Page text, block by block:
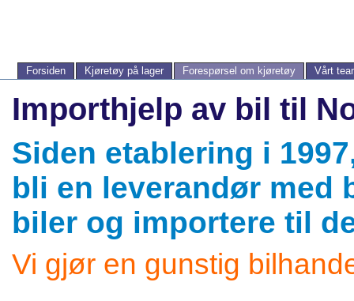
Forsiden Kjøretøy på lager Forespørsel om kjøretøy Vårt
Importhjelp av bil til
Siden etablering i
bli en leverandør med
biler og importere til
Vi gjør en gunstig